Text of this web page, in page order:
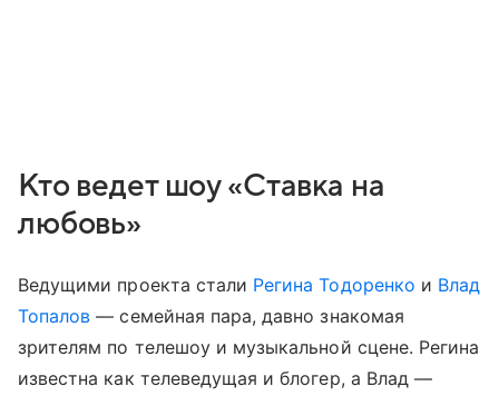
Кто ведет шоу «Ставка на
любовь»
Ведущими проекта стали Регина Тодоренко и Влад
Топалов — семейная пара, давно знакомая
зрителям по телешоу и музыкальной сцене. Регина
известна как телеведущая и блогер, а Влад —